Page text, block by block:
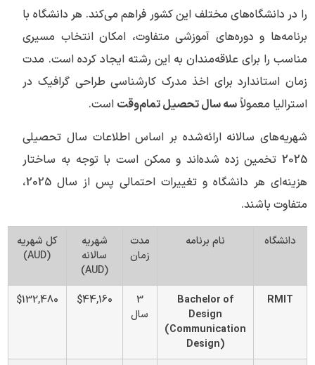
را در دانشگاه‌های مختلف این کشور فراهم می‌کند. هر دانشگاه با
برنامه‌ها و دوره‌های آموزشی متفاوت، امکان انتخاب مسیری
مناسب را برای علاقه‌مندان به این رشته ایجاد کرده است. مدت
زمان استاندارد برای اخذ مدرک کارشناسی طراحی گرافیک در
استرالیا معمولاًسه سال تحصیل تمام‌وقت است.
شهریه‌های سالانه ارائه‌شده بر اساس اطلاعات سال تحصیلی
2025 تخمین زده شده‌اند و ممکن است با توجه به ساختار
هزینه‌ای هر دانشگاه و تغییرات احتمالی پس از سال 2025،
متفاوت باشند.
دانشگاه نام برنامه
مدت
زمان
شهریه
سالانه
(AUD)
کل شهریه
(AUD)
RMIT
Bachelor of
Design
(Communication
Design)
3
سال
$44,160
$132,480